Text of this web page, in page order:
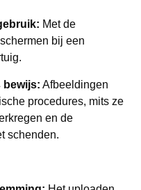
Met de
bij een
bewijs: Afbeeldingen
procedures, mits ze
en de
schenden.